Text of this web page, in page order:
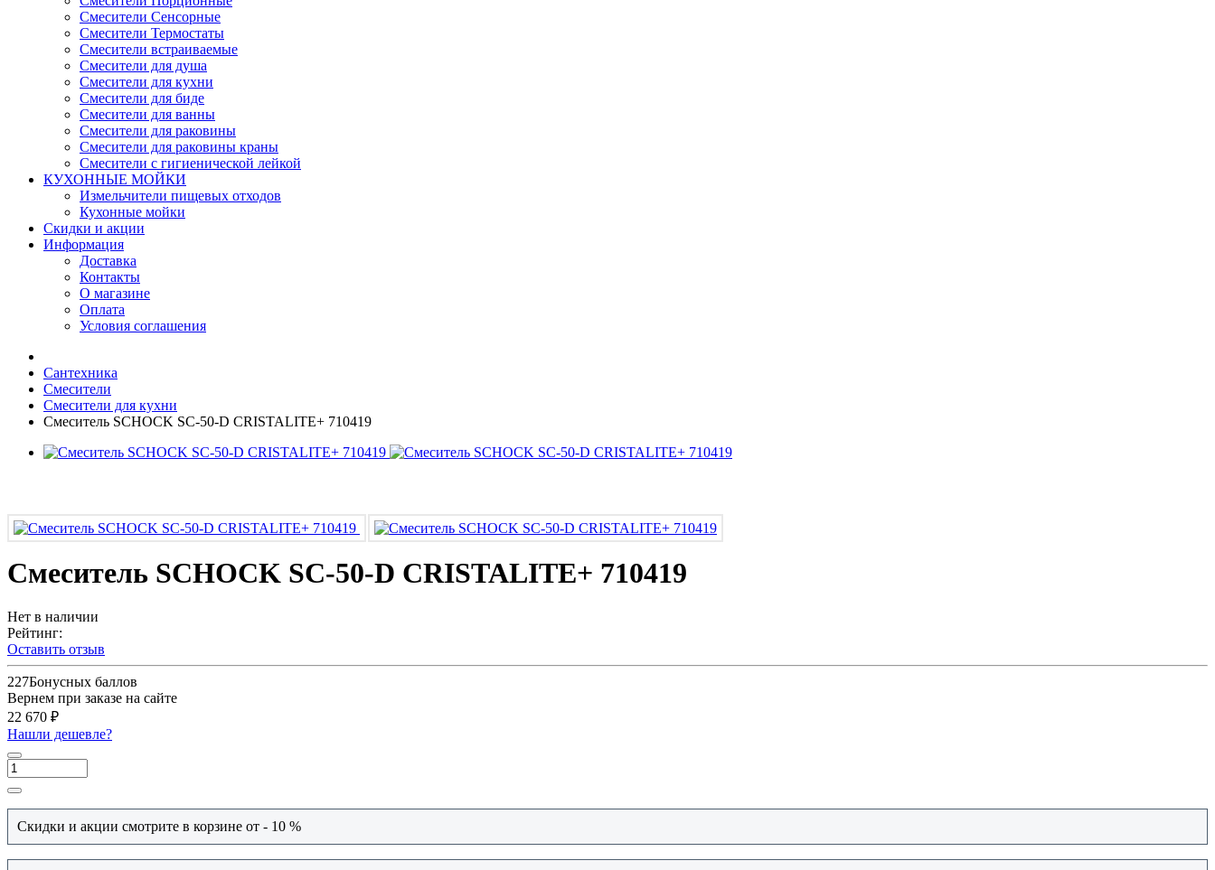
Смесители Сенсорные
Смесители Термостаты
Смесители встраиваемые
Смесители для душа
Смесители для кухни
Смесители для биде
Смесители для ванны
Смесители для раковины
Смесители для раковины краны
Смесители с гигиенической лейкой
КУХОННЫЕ МОЙКИ
Измельчители пищевых отходов
Кухонные мойки
Скидки и акции
Информация
Доставка
Контакты
О магазине
Оплата
Условия соглашения
Сантехника
Смесители
Смесители для кухни
Смеситель SCHOCK SC-50-D CRISTALITE+ 710419
Смеситель SCHOCK SC-50-D CRISTALITE+ 710419
Нет в наличии
Рейтинг:
Оставить отзыв
227Бонусных баллов
Вернем при заказе на сайте
22 670 ₽
Нашли дешевле?
Скидки и акции смотрите в корзине от - 10 %